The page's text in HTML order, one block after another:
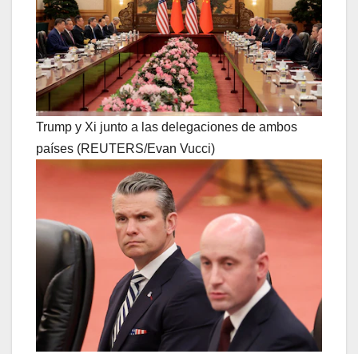
Trump y Xi junto a las delegaciones de ambos
países (REUTERS/Evan Vucci)